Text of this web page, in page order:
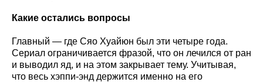
Какие остались вопросы
Главный — где Сяо Хуайюн был эти четыре года.
Сериал ограничивается фразой, что он лечился от ран
и выводил яд, и на этом закрывает тему. Учитывая,
что весь хэппи-энд держится именно на его